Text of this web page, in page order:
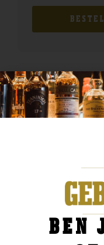
BEN